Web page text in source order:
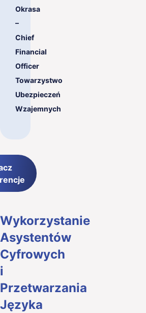
Okrasa
–
Chief
Financial
Officer
Towarzystwo
Ubezpieczeń
Wzajemnych
Wykorzystanie
Asystentów
Cyfrowych
i
Przetwarzania
Języka